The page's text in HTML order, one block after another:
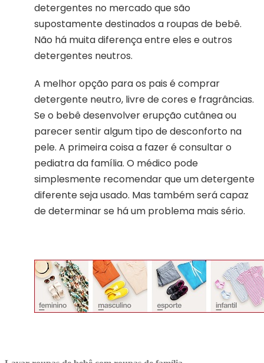
detergentes no mercado que são
supostamente destinados a roupas de bebê.
Não há muita diferença entre eles e outros
detergentes neutros.
A melhor opção para os pais é comprar
detergente neutro, livre de cores e fragrâncias.
Se o bebê desenvolver erupção cutânea ou
parecer sentir algum tipo de desconforto na
pele. A primeira coisa a fazer é consultar o
pediatra da família. O médico pode
simplesmente recomendar que um detergente
diferente seja usado. Mas também será capaz
de determinar se há um problema mais sério.